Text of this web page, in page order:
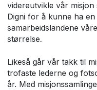
videreutvikle vår
Digni for å kunne ha
samarbeidslandene
størrelse.
Likeså går vår takk til
trofaste lederne og
år. Med